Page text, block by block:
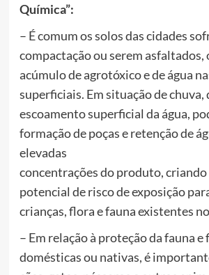
Química”:
– É comum os solos das cidades
compactação ou serem asfaltados,
acúmulo de agrotóxico e de água
superficiais. Em situação de chuva,
escoamento superficial da água,
formação de poças e retenção de
elevadas
concentrações do produto,
potencial de risco de exposição
crianças, flora e fauna existentes
– Em relação à proteção da fauna e
domésticas ou nativas, é